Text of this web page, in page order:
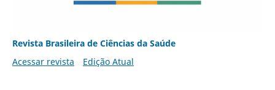
Revista Brasileira de Ciências da Saúde
Acessar revista
Edição Atual